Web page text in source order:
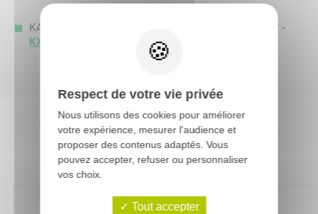
KAWASAKI KXF 250 : KXF 250 2007-
KXF 250 2006
Vous aimerez aussi :
Respect de votre vie privée
Nous utilisons des cookies pour améliorer
votre expérience, mesurer l'audience et
proposer des contenus adaptés. Vous
pouvez accepter, refuser ou personnaliser
vos choix.
Tout accepter